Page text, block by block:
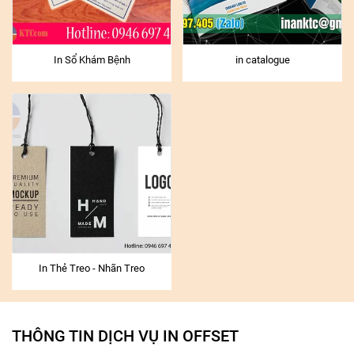
In Sổ Khám Bệnh in catalogue
In Thẻ Treo - Nhãn Treo
THÔNG TIN DỊCH VỤ IN OFFSET